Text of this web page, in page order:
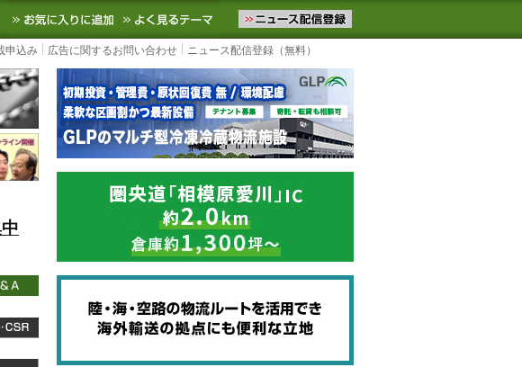
外の最新の物流ニュースをお届けします。物流ニュースメール配信を登録す
お気に入りに追加 よく見るテーマ
申込み 広告に関するお問い合わせ ニュース配信登録（無料）